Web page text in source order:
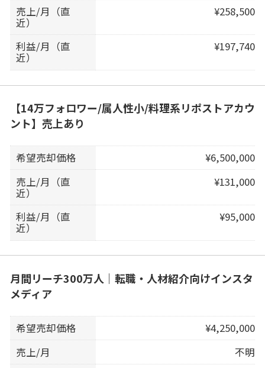
売上/月（直
近）
¥258,500
利益/月（直
近）
¥197,740
【14万フォロワー/属人性小/料理系リポストアカウ
ント】売上あり
希望売却価格
¥6,500,000
売上/月（直
近）
¥131,000
利益/月（直
近）
¥95,000
月間リーチ300万人｜転職・人材紹介向けインスタ
メディア
希望売却価格
¥4,250,000
売上/月
不明